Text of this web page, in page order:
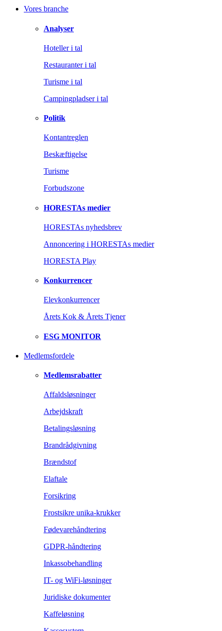
Vores branche
Analyser
Hoteller i tal
Restauranter i tal
Turisme i tal
Campingpladser i tal
Politik
Kontantreglen
Beskæftigelse
Turisme
Forbudszone
HORESTAs medier
HORESTAs nyhedsbrev
Annoncering i HORESTAs medier
HORESTA Play
Konkurrencer
Elevkonkurrencer
Årets Kok & Årets Tjener
ESG MONITOR
Medlemsfordele
Medlemsrabatter
Affaldsløsninger
Arbejdskraft
Betalingsløsning
Brandrådgivning
Brændstof
Elaftale
Forsikring
Frostsikre unika-krukker
Fødevarehåndtering
GDPR-håndtering
Inkassobehandling
IT- og WiFi-løsninger
Juridiske dokumenter
Kaffeløsning